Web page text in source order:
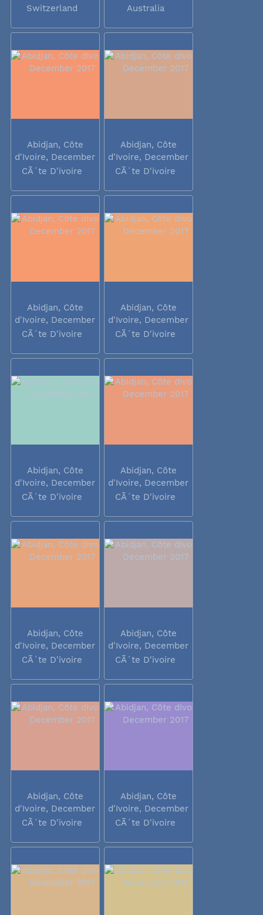
Switzerland
Australia
Abidjan, Côte
d'Ivoire, December
2017
CÃ´te D'ivoire
Abidjan, Côte
d'Ivoire, December
2017
CÃ´te D'ivoire
Abidjan, Côte
d'Ivoire, December
2017
CÃ´te D'ivoire
Abidjan, Côte
d'Ivoire, December
2017
CÃ´te D'ivoire
Abidjan, Côte
d'Ivoire, December
2017
CÃ´te D'ivoire
Abidjan, Côte
d'Ivoire, December
2017
CÃ´te D'ivoire
Abidjan, Côte
d'Ivoire, December
2017
CÃ´te D'ivoire
Abidjan, Côte
d'Ivoire, December
2017
CÃ´te D'ivoire
Abidjan, Côte
d'Ivoire, December
2017
CÃ´te D'ivoire
Abidjan, Côte
d'Ivoire, December
2017
CÃ´te D'ivoire